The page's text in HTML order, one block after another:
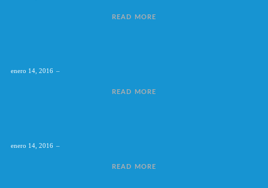
READ MORE
enero 14, 2016
READ MORE
enero 14, 2016
READ MORE